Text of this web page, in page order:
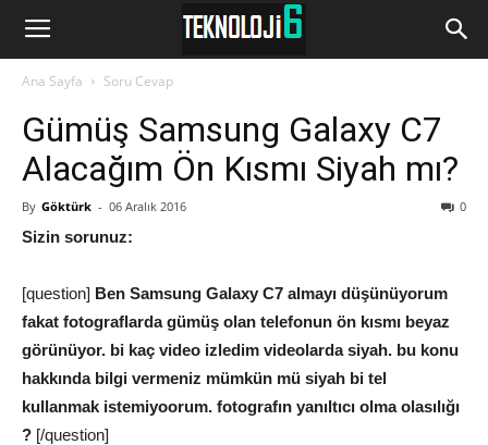
www.Teknoloji6.com
Ana Sayfa Soru Cevap
Gümüş Samsung Galaxy C7
Alacağım Ön Kısmı Siyah mı?
By Göktürk - 06 Aralık 2016 0
Sizin sorunuz:
[question] Ben Samsung Galaxy C7 almayı düşünüyorum
fakat fotograflarda gümüş olan telefonun ön kısmı beyaz
görünüyor. bi kaç video izledim videolarda siyah. bu konu
hakkında bilgi vermeniz mümkün mü siyah bi tel
kullanmak istemiyoorum. fotografın yanıltıcı olma olasılığı
? [/question]